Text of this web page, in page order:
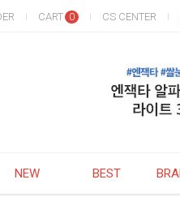
CART 0 CS CENTER
NEW BEST